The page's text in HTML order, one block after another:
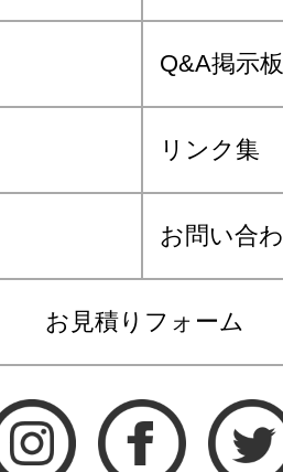
Q&A掲示板
リンク集
お問い合
お見積りフォーム